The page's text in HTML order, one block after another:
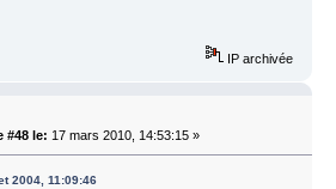
IP archivée
#48 le: 17 mars 2010, 14:53:15 »
2004, 11:09:46